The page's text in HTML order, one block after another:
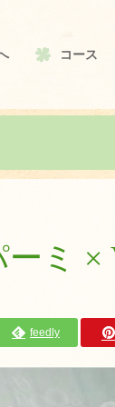
コース
ミ ×
feedly